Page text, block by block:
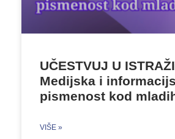
UČESTVUJ U
Medijska i
pismenost kod
VIŠE »